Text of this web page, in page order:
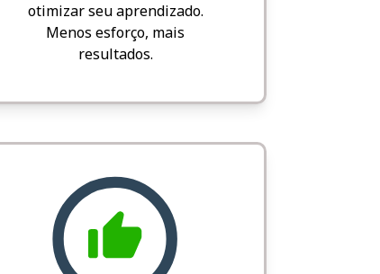
otimizar seu aprendizado.
Menos esforço, mais
resultados.